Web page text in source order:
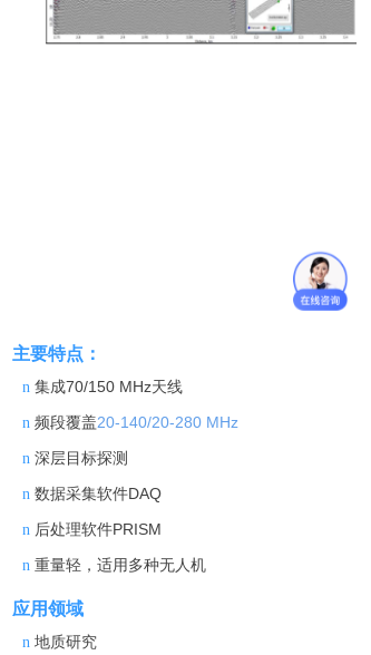
主要特点 ：
n 集成70/150 MHz天线
n 频段覆盖20-140/20-280 MHz
n 深层目标探测
n 数据采集软件DAQ
n 后处理软件PRISM
n 重量轻，适用多种无人机
应用领域
n 地质研究